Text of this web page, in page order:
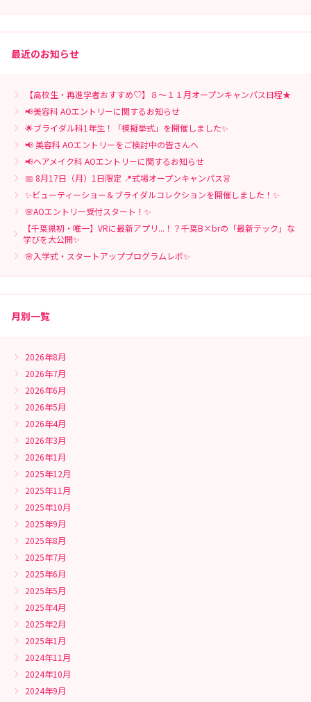
最近のお知らせ
【高校生・再進学者おすすめ♡】８～１１月オープンキャンパス日程★
📢美容科 AOエントリーに関するお知らせ
🌟ブライダル科1年生！「模擬挙式」を開催しました✨
📢 美容科 AOエントリーをご検討中の皆さんへ
📢ヘアメイク科 AOエントリーに関するお知らせ
📅 8月17日（月）1日限定 📍式場オープンキャンパス👗
✨ビューティーショー＆ブライダルコレクションを開催しました！✨
🌸AOエントリー受付スタート！✨
【千葉県初・唯一】VRに最新アプリ...！？千葉B×brの「最新テック」な
学びを大公開✨
🌸入学式・スタートアッププログラムレポ✨
月別一覧
2026年8月
2026年7月
2026年6月
2026年5月
2026年4月
2026年3月
2026年1月
2025年12月
2025年11月
2025年10月
2025年9月
2025年8月
2025年7月
2025年6月
2025年5月
2025年4月
2025年2月
2025年1月
2024年11月
2024年10月
2024年9月